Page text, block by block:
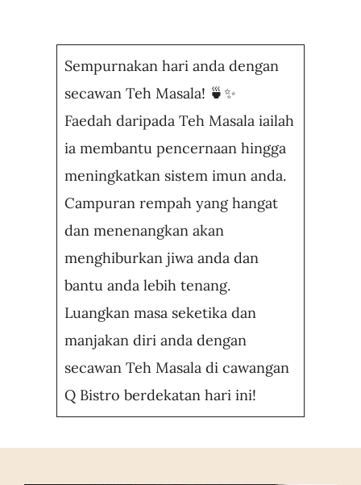
News
Business
Sempurnakan hari anda dengan
secawan Teh Masala! 🍵✨
Faedah daripada Teh Masala iailah
ia membantu pencernaan hingga
meningkatkan sistem imun anda.
Campuran rempah yang hangat
dan menenangkan akan
menghiburkan jiwa anda dan
bantu anda lebih tenang.
Luangkan masa seketika dan
manjakan diri anda dengan
secawan Teh Masala di cawangan
Q Bistro berdekatan hari ini!